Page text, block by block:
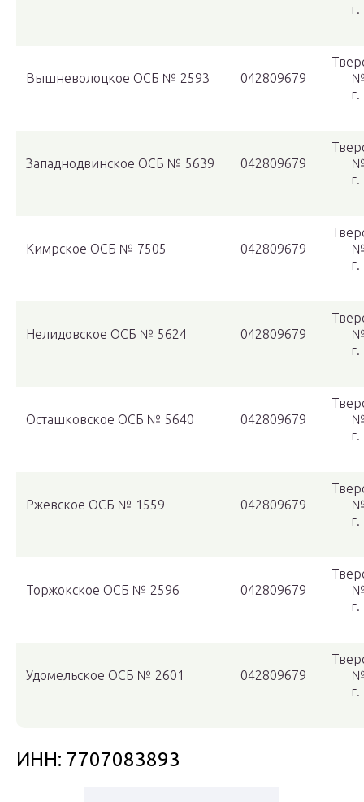
Вышневолоцкое ОСБ № 2593 042809679
№
Западнодвинское ОСБ № 5639 042809679
№
Кимрское ОСБ № 7505 042809679
№
Нелидовское ОСБ № 5624 042809679
№
Осташковское ОСБ № 5640 042809679
№
Ржевское ОСБ № 1559 042809679
№
Торжокское ОСБ № 2596 042809679
№
Удомельское ОСБ № 2601 042809679
№
ИНН: 7707083893